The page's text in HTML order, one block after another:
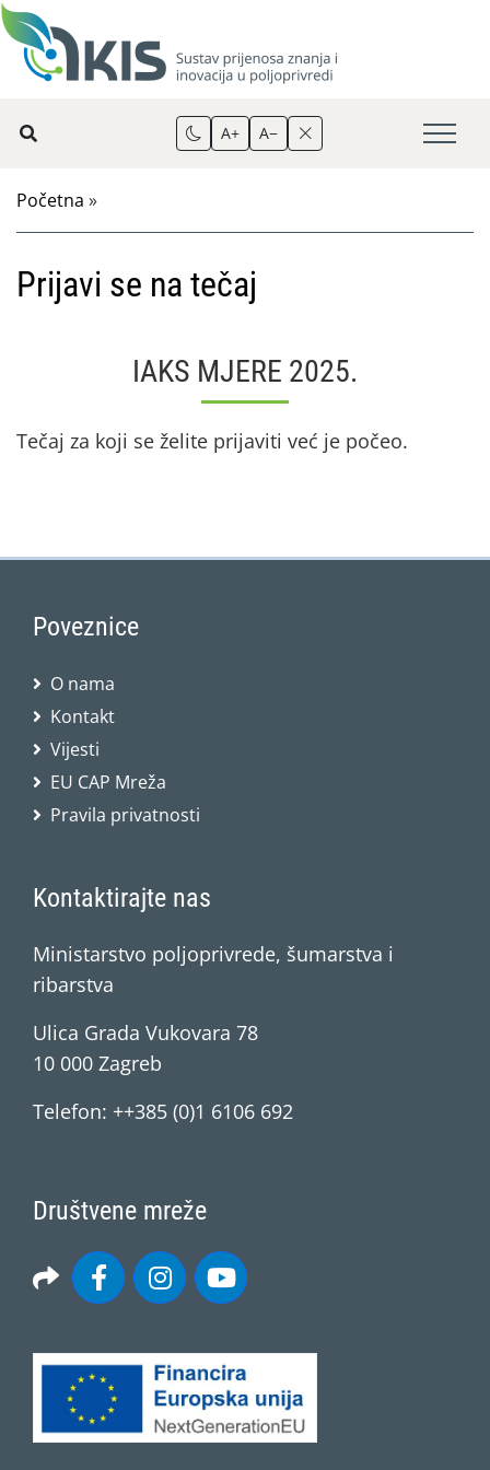
A+ A−
Početna »
Prijavi se na tečaj
IAKS MJERE 2025.
Tečaj za koji se želite prijaviti već je počeo.
Poveznice
O nama
Kontakt
Vijesti
EU CAP Mreža
Pravila privatnosti
Kontaktirajte nas
Ministarstvo poljoprivrede, šumarstva i
ribarstva
Ulica Grada Vukovara 78
10 000 Zagreb
Telefon: ++385 (0)1 6106 692
Društvene mreže